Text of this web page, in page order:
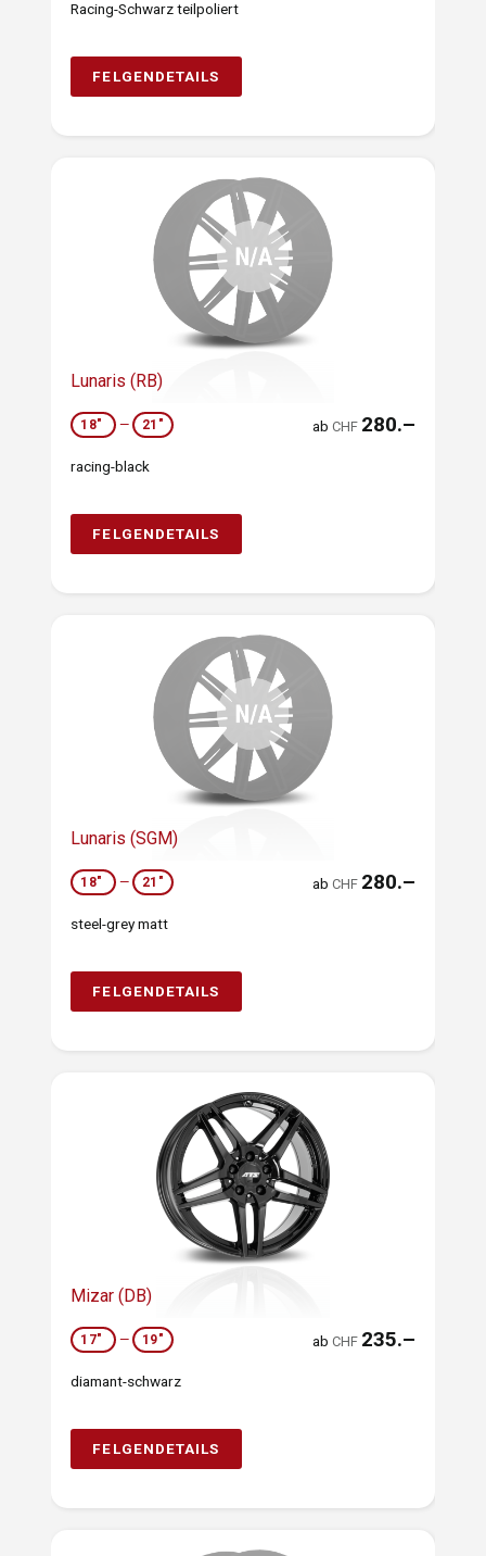
Racing-Schwarz teilpoliert
FELGENDETAILS
Lunaris (RB)
18" — 21" abCHF 280.–
racing-black
FELGENDETAILS
Lunaris (SGM)
18" — 21" abCHF 280.–
steel-grey matt
FELGENDETAILS
Mizar (DB)
17" — 19" abCHF 235.–
diamant-schwarz
FELGENDETAILS